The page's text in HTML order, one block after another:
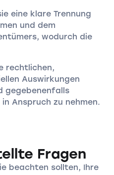
eine klare Trennung
und dem
wodurch die
rechtlichen,
Auswirkungen
gegebenenfalls
Anspruch zu nehmen.
Fragen
beachten sollten, Ihre